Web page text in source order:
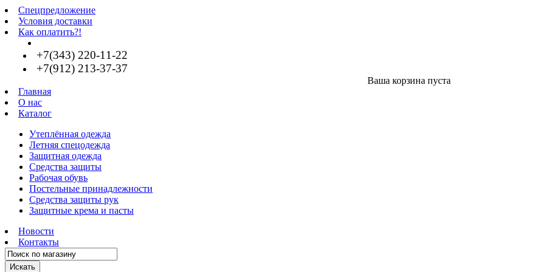
Спецпредложение
Условия доставки
Как оплатить?!
+7(343) 220-11-22
+7(912) 213-37-37
Ваша корзина пуста
Главная
О нас
Каталог
Утеплённая одежда
Летняя спецодежда
Защитная одежда
Средства защиты
Рабочая обувь
Постельные принадлежности
Средства защиты рук
Защитные крема и пасты
Новости
Контакты